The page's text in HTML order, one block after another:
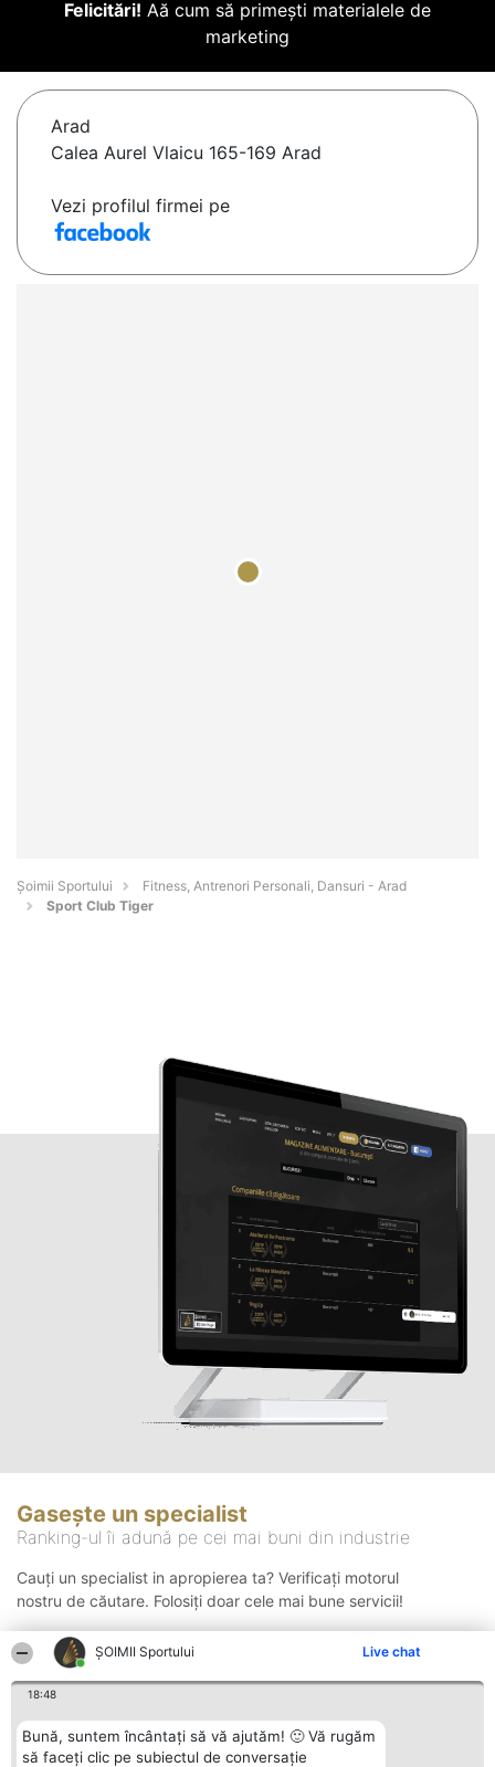
ȘOIMII Sportului Live chat
18:48
Bună, suntem încântați să vă ajutăm! 🙂 Vă rugăm
să faceți clic pe subiectul de conversație
Felicitări! Aă cum să primești materialele de
marketing
Arad
Calea Aurel Vlaicu 165-169 Arad
Vezi profilul firmei pe
Șoimii Sportului
Fitness, Antrenori Personali, Dansuri - Arad
Sport Club Tiger
Gasește un specialist
Ranking-ul îi adună pe cei mai buni din industrie
Cauți un specialist in apropierea ta? Verificați motorul
nostru de căutare. Folosiți doar cele mai bune servicii!